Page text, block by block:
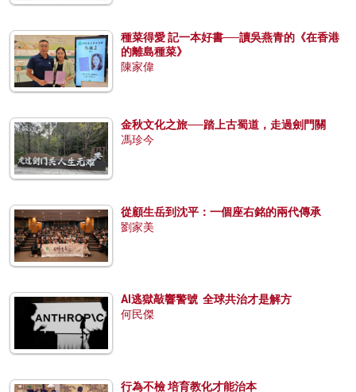
種菜得愛 記一本好書──讀吳燕青的《在香港
的離島種菜》
陳家偉
金秋文化之旅──踏上古蜀道，走過劍門關
馮珍今
從顧生岳到沈平：一個座右銘的兩代傳承
劉家美
AI逃獄敲響警號 全球共治才是解方
何民傑
行為不檢 培育教化才能治本